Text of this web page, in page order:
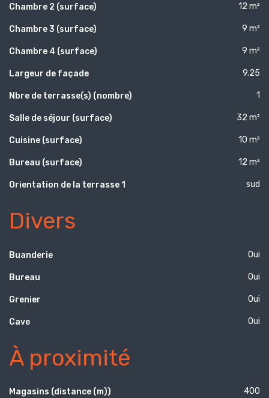
Chambre 2 (surface) 12 m²
Chambre 3 (surface) 9 m²
Chambre 4 (surface) 9 m²
Largeur de façade 9.25
Nbre de terrasse(s) (nombre) 1
Salle de séjour (surface) 32 m²
Cuisine (surface) 10 m²
Bureau (surface) 12 m²
Orientation de la terrasse 1 sud
Divers
Buanderie Oui
Bureau Oui
Grenier Oui
Cave Oui
À proximité
Magasins (distance (m)) 400